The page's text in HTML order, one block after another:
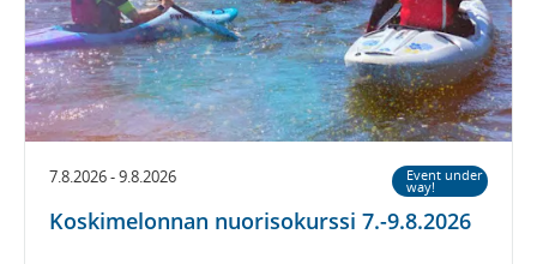
7.8.2026 - 9.8.2026 Event under
way!
Koskimelonnan nuorisokurssi 7.-9.8.2026